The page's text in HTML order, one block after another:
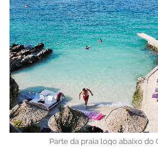
Parte da praia logo abaixo do